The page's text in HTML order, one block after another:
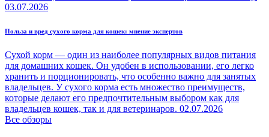
03.07.2026
Польза и вред сухого корма для кошек: мнение экспертов
Сухой корм — один из наиболее популярных видов питания
для домашних кошек. Он удобен в использовании, его легко
хранить и порционировать, что особенно важно для занятых
владельцев. У сухого корма есть множество преимуществ,
которые делают его предпочтительным выбором как для
владельцев кошек, так и для ветеринаров. 02.07.2026
Все обзоры